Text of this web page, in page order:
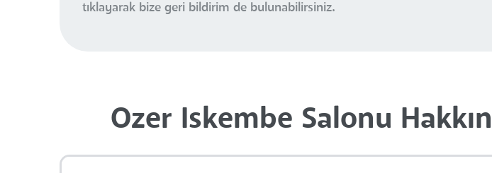
tıklayarak bize geri bildirim de bulunabilirsiniz.
Ozer Iskembe Salonu